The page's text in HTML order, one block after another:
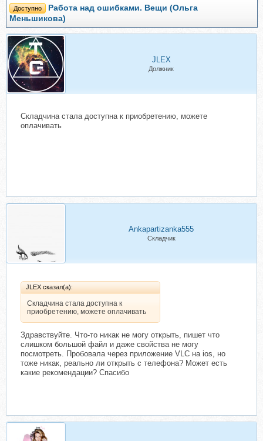
Доступно
Работа над ошибками. Вещи (Ольга
Меньшикова)
JLEX
Должник
Складчина стала доступна к приобретению, можете
оплачивать
Ankapartizanka555
Складчик
JLEX сказал(а):
Складчина стала доступна к
приобретению, можете оплачивать
Здравствуйте. Что-то никак не могу открыть, пишет что
слишком большой файл и даже свойства не могу
посмотреть. Пробовала через приложение VLC на ios, но
тоже никак, реально ли открыть с телефона? Может есть
какие рекомендации? Спасибо